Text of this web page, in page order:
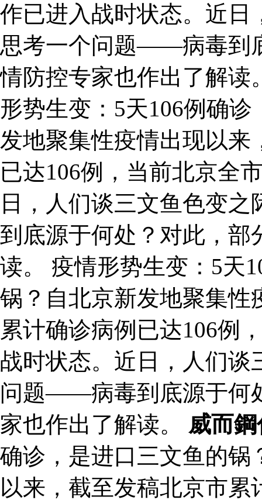
作已进入战时状态。近日
思考一个问题——病毒到
情防控专家也作出了解读
形势生变：5天106例确
发地聚集性疫情出现以
已达106例，当前北京全
日，人们谈三文鱼色变
到底源于何处？对此，部
读。 疫情形势生变：5天
锅？自北京新发地聚集性
累计确诊病例已达106例
战时状态。近日，人们谈
问题——病毒到底源于何
家也作出了解读。 威而
确诊，是进口三文鱼的锅
以来，截至发稿北京市